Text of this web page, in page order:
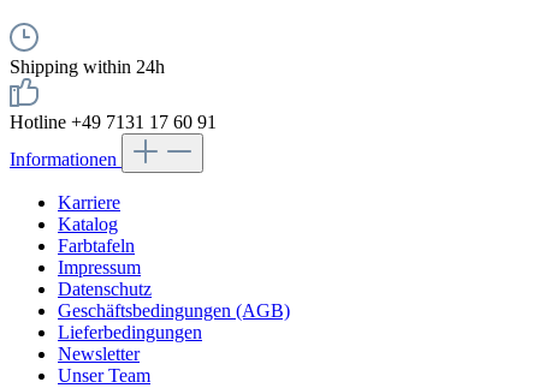
Shipping within 24h
Hotline +49 7131 17 60 91
Informationen
Karriere
Katalog
Farbtafeln
Impressum
Datenschutz
Geschäftsbedingungen (AGB)
Lieferbedingungen
Newsletter
Unser Team